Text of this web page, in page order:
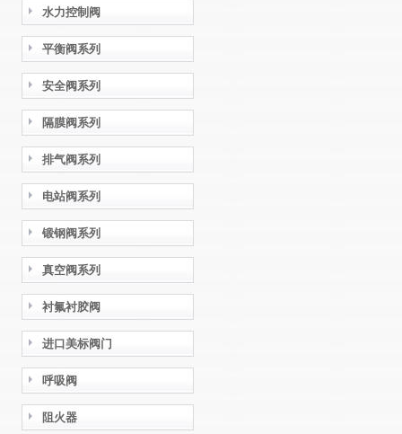
水力控制阀
平衡阀系列
安全阀系列
隔膜阀系列
排气阀系列
电站阀系列
锻钢阀系列
真空阀系列
衬氟衬胶阀
进口美标阀门
呼吸阀
阻火器